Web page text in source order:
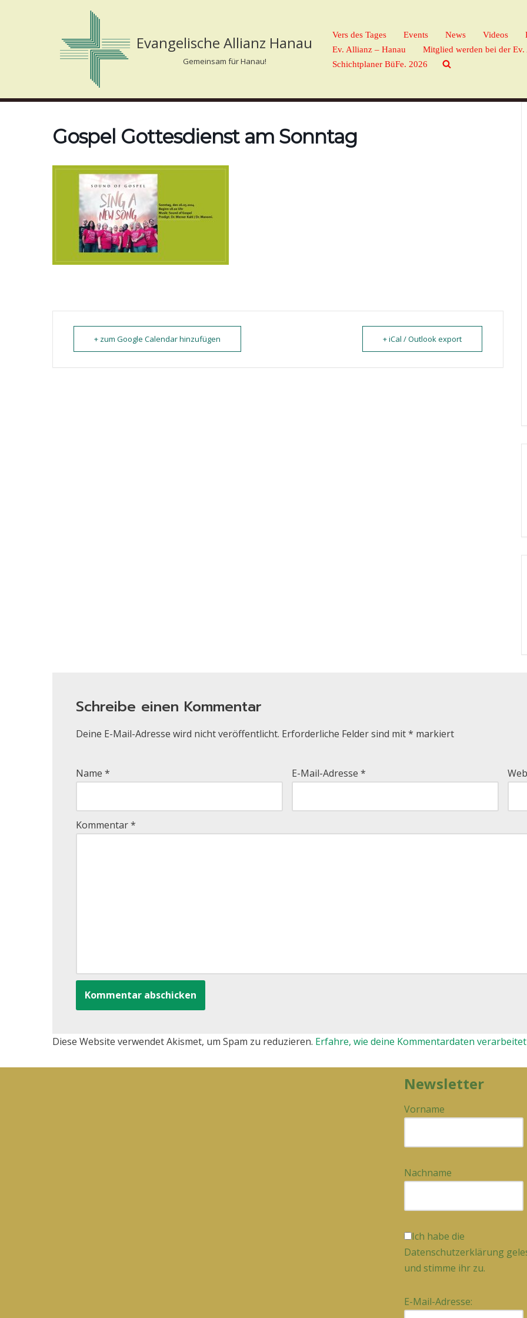
Evangelische Allianz Hanau
Gemeinsam für Hanau!
Vers des Tages Events News Videos
Ev. Allianz – Hanau
Mitglied werden bei der
Schichtplaner BüFe. 2026
Gospel Gottesdienst am Sonntag
+ zum Google Calendar hinzufügen + iCal / Outlook export
Schreibe einen Kommentar
Deine E-Mail-Adresse wird nicht veröffentlicht. Erforderliche Felder sind mit* markiert
Name * E-Mail-Adresse *
Kommentar*
Diese Website verwendet Akismet, um Spam zu reduzieren. Erfahre, wie deine Kommentardaten
Newsletter
Vorname
Nachname
Ich habe die
Datenschutzerklärung
und stimme ihr zu.
E-Mail-Adresse: